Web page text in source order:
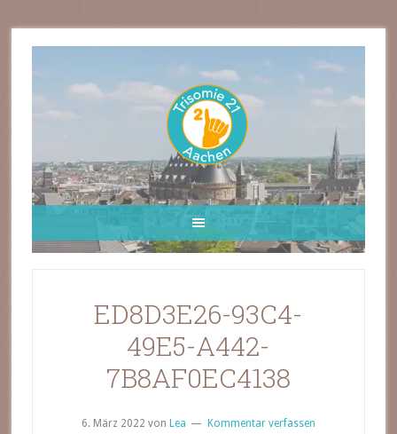
ED8D3E26-93C4-
49E5-A442-
7B8AF0EC4138
6. März 2022 von Lea Kommentar verfassen